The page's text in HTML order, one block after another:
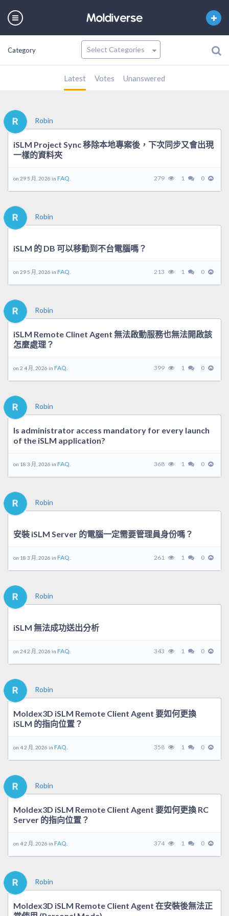
Category
Latest Votes Unanswered
Robin
iSLM Project Sync 移除本地專案後，下次同步又會出現
一樣的資料夾
on 29 5 月, 2026 in FAQ. 279 1 0
Robin
iSLM 的 DB 可以移動到不台電腦嗎？
on 29 5 月, 2026 in FAQ. 213 1 0
Robin
iSLM Remote Clinet Agent 無法啟動服務也無法開啟該
怎麼處理？
on 2 4 月, 2026 in FAQ. 399 1 0
Robin
Is administrator access mandatory for every launch
of the iSLM application?
on 18 3 月, 2026 in FAQ. 368 1 0
Robin
安裝 iSLM Server 的電腦一定需要管理員身份嗎？
on 18 3 月, 2026 in FAQ. 261 1 0
Robin
iSLM 無法成功送出分析
on 24 2 月, 2026 in FAQ. 343 1 0
Robin
Moldex3D iSLM Remote Client Agent 要如何更換
iSLM 的指向位置？
on 4 2 月, 2026 in FAQ. 358 1 0
Robin
Moldex3D iSLM Remote Client Agent 要如何更換 RC
Server 的指向位置？
on 4 2 月, 2026 in FAQ. 374 1 0
Robin
Moldex3D iSLM Remote Client Agent 在安裝後無法正